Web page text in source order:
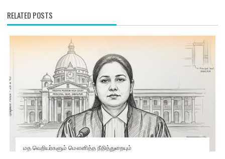
RELATED POSTS
மத வெறியர்களும் மௌனித்த நீதித்துறையும்